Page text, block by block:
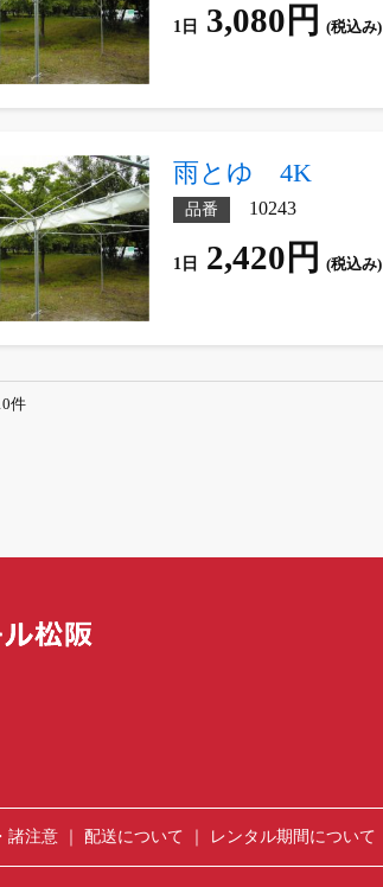
1日 3,080円 (税込み)
雨とゆ 4K
品番 10243
1日 2,420円 (税込み)
件
諸注意 配送について レンタル期間について